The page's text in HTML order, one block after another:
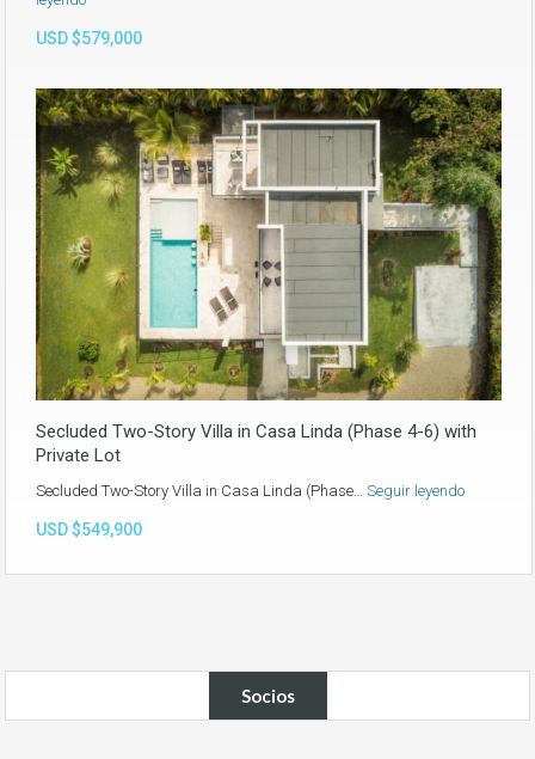
USD $579,000
Secluded Two-Story Villa in Casa Linda (Phase 4-6) with
Private Lot
Secluded Two-Story Villa in Casa Linda (Phase… Seguir leyendo
USD $549,900
Socios